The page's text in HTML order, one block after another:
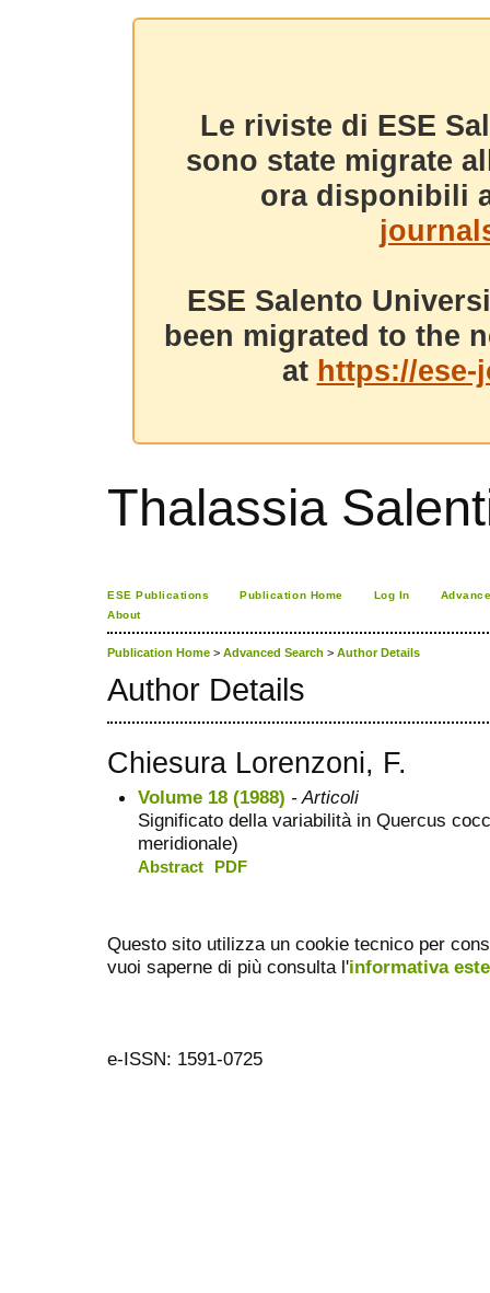
Le riviste di ESE
sono state migrate
ora disponibili
ESE Salento
been migrated to the
at https://
Thalassia
ESE Publications Publication Home Log In
About
Publication Home > Advanced Search > Author Details
Author Details
Chiesura Lorenzoni, F.
Volume 18 (1988) - Articoli
Significato della variabilità in Quercus
meridionale)
Abstract PDF
Questo sito utilizza un cookie tecnico per
vuoi saperne di più consulta l'informativa
e-ISSN: 1591-0725